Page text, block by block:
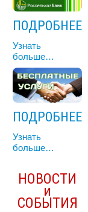
ПОДРОБНЕЕ
Узнать
больше…
ПОДРОБНЕЕ
Узнать
больше…
НОВОСТИ
и
СОБЫТИЯ